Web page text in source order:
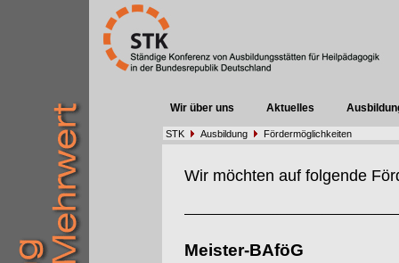
Wir über uns Aktuelles
STK Ausbildung Fördermöglichkeiten
Wir möchten auf folgende
Meister-BAföG